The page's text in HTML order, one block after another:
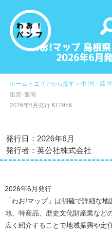
わお!マップ 島根
2026年6月
ホーム > エリアから探す > 中 国・四
出雲･飯南
2026年6月発行 KI:2956
発行日：2026年6月
発行者：英公社株式会社
2026年6月発行
「わお!マップ」は明確で詳細な
地、特産品、歴史文化財産業など
広く紹介することで地域振興や定